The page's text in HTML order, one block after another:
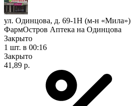
ул. Одинцова, д. 69-1Н (м-н «Мила»)
ФармОстров Аптека на Одинцова
Закрыто
1 шт. в 00:16
Закрыто
41,89 р.